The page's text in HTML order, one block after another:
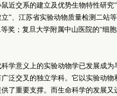
近交系的建立及优势生物特性研
”、江苏省实验动物质量检测二站
奖；复旦大学附属中山医院的“细
学意义上的实验动物学已发展成
泛交叉的独立学科。它以实验动
了重要支撑。而生命科学的发展